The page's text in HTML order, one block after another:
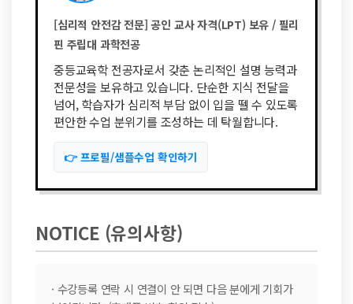
[심리적 안전감 전문] 공인 교사 자격(LPT) 보유 / 필리
핀 주립대 과학전공
중등교육학 전공자로서 갖춘 논리적인 설명 능력과
전문성을 보유하고 있습니다. 단순한 지식 전달을
넘어, 학습자가 심리적 부담 없이 입을 뗄 수 있도록
편안한 수업 분위기를 조성하는 데 탁월합니다.
👉 프로필/샘플수업 확인하기
NOTICE (유의사항)
· 수강등록 연락 시 연결이 안 되면 다음 분에게 기회가